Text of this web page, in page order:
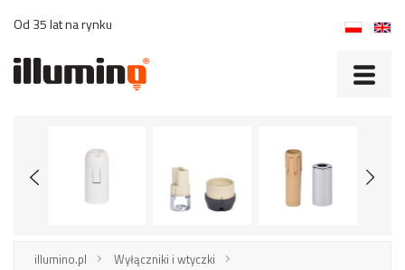
Od 35 lat na rynku
illumino.pl
Wyłączniki i wtyczki